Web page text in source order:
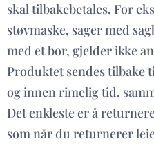
skal tilbakebetales. For
støvmaske, sager med
med et bor, gjelder ikke
Produktet sendes tilbake
og innen rimelig tid,
Det enkleste er å
som når du returnerer